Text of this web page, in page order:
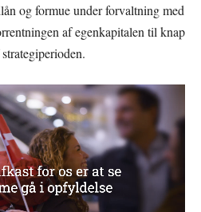
og formue under forvaltning med
af egenkapitalen til knap